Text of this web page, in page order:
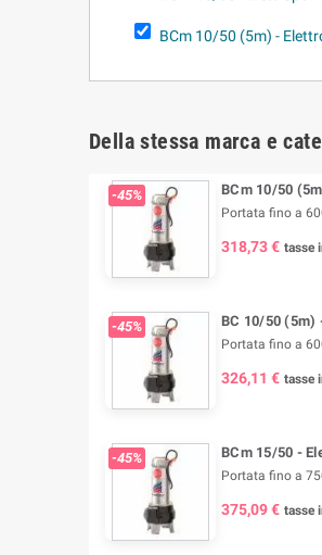
BCm 10/50 (5m) -
Della stessa marca e
-45% BCm 10/50
Portata fino a
318,73 € tasse
-45% BC 10/50 (5m)
Portata fino a
326,11 € tasse
-45% BCm 15/50 -
Portata fino a
375,09 € tasse